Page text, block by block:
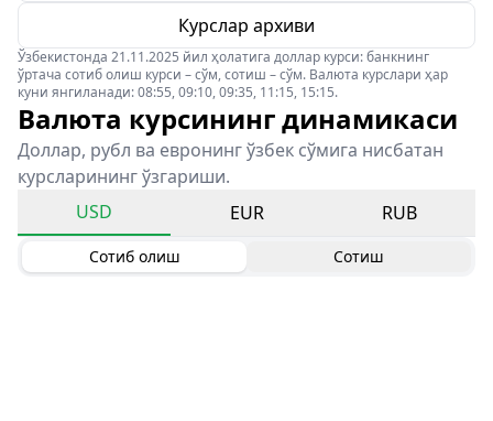
Курслар архиви
Ўзбекистонда 21.11.2025 йил ҳолатига доллар курси: банкнинг
ўртача сотиб олиш курси – сўм, сотиш – сўм. Валюта курслари ҳар
куни янгиланади: 08:55, 09:10, 09:35, 11:15, 15:15.
Валюта курсининг динамикаси
Доллар, рубл ва евронинг ўзбек сўмига нисбатан
курсларининг ўзгариши.
USD
EUR RUB
Сотиб олиш Сотиш